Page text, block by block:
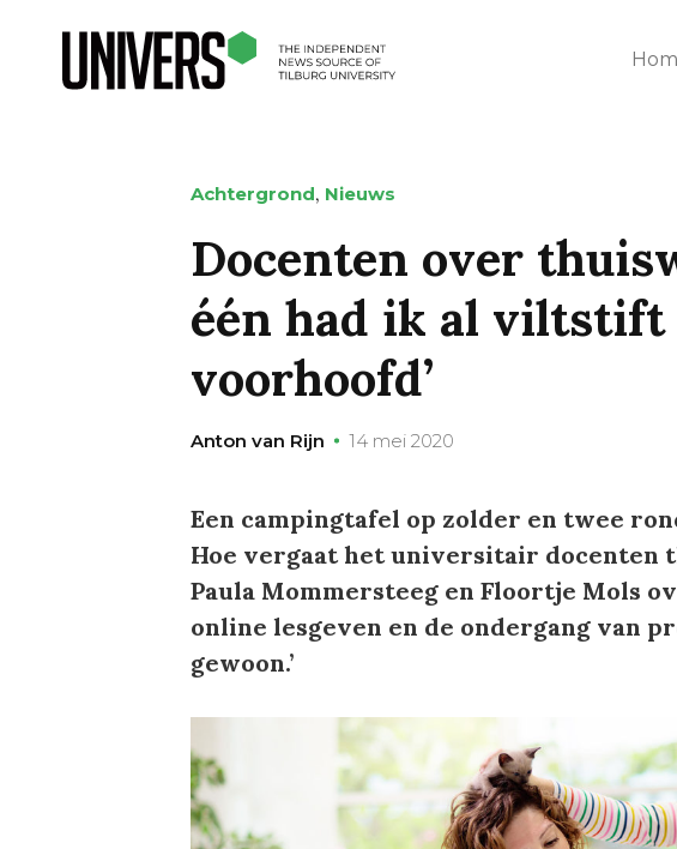
Achtergrond, Nieuws
Docenten over
één had ik al
voorhoofd’
Anton van Rijn 14 mei 2020
Een campingtafel op zolder en twee
Hoe vergaat het universitair docenten
Paula Mommersteeg en Floortje Mols
online lesgeven en de ondergang van
gewoon.’